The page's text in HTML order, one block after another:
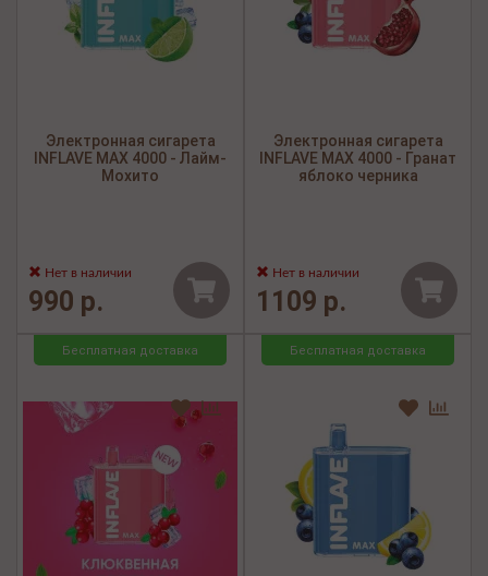
Электронная сигарета
INFLAVE MAX 4000 - Лайм-
Мохито
Нет в наличии
990 р.
Электронная сигарета
INFLAVE MAX 4000 - Гранат
яблоко черника
Нет в наличии
1109 р.
Бесплатная доставка Бесплатная доставка